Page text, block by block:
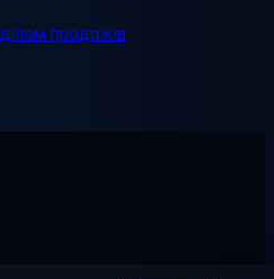
продажів